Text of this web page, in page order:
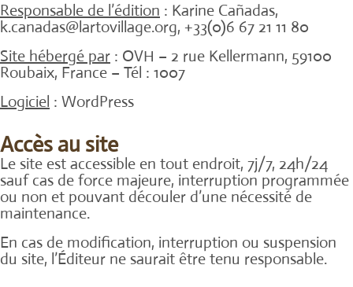
Responsable de l’édition : Karine Cañadas,
k.canadas@lartovillage.org, +33(0)6 67 21 11 80
Site hébergé par : OVH – 2 rue Kellermann, 59100
Roubaix, France – Tél : 1007
Logiciel : WordPress
Accès au site
Le site est accessible en tout endroit, 7j/7, 24h/24
sauf cas de force majeure, interruption programmée
ou non et pouvant découler d’une nécessité de
maintenance.
En cas de modification, interruption ou suspension
du site, l’Éditeur ne saurait être tenu responsable.